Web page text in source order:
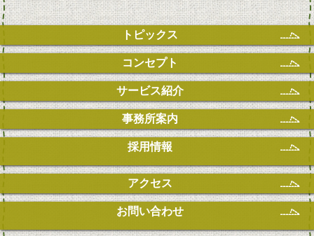
トピックス
コンセプト
サービス紹介
事務所案内
採用情報
アクセス
お問い合わせ